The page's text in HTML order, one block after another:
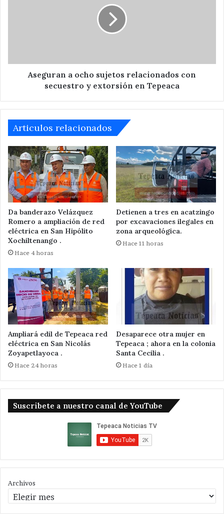
extorsión
Aseguran a ocho sujetos relacionados con
secuestro y extorsión en Tepeaca
Articulos relacionados
Da banderazo Velázquez
Romero a ampliación de red
eléctrica en San Hipólito
Xochiltenango .
Hace 4 horas
Detienen a tres en acatzingo
por excavaciones ilegales en
zona arqueológica.
Hace 11 horas
Ampliará edil de Tepeaca red
eléctrica en San Nicolás
Zoyapetlayoca .
Hace 24 horas
Desaparece otra mujer en
Tepeaca ; ahora en la colonia
Santa Cecilia .
Hace 1 día
Suscribete a nuestro canal de YouTube
Archivos